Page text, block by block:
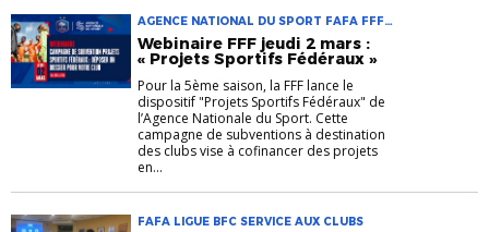
AGENCE NATIONAL DU SPORT FAFA FFF
WEBINAIRE
Webinaire FFF jeudi 2 mars :
« Projets Sportifs Fédéraux »
Pour la 5ème saison, la FFF lance le
dispositif "Projets Sportifs Fédéraux" de
l’Agence Nationale du Sport. Cette
campagne de subventions à destination
des clubs vise à cofinancer des projets
en...
FAFA LIGUE BFC SERVICE AUX CLUBS